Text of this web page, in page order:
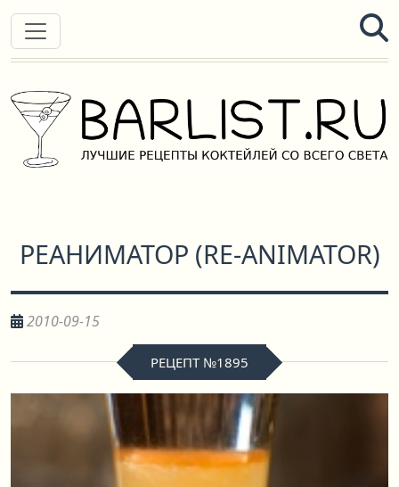
РЕАНИМАТОР (RE-ANIMATOR)
2010-09-15
РЕЦЕПТ №1895